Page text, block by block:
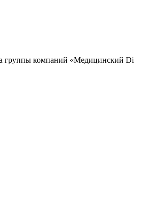
группы компаний «Медицинский Di